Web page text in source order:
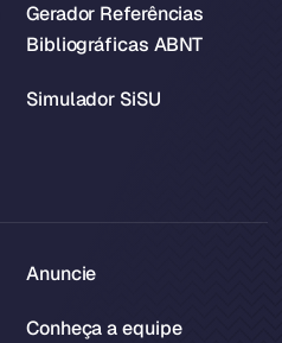
Gerador Referências
Bibliográficas ABNT
Simulador SiSU
Anuncie
Conheça a equipe